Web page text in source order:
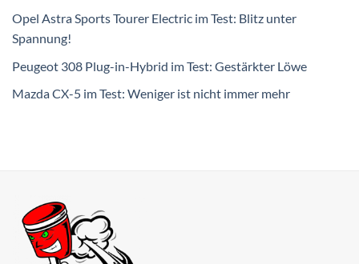
Opel Astra Sports Tourer Electric im Test: Blitz unter
Spannung!
Peugeot 308 Plug-in-Hybrid im Test: Gestärkter Löwe
Mazda CX-5 im Test: Weniger ist nicht immer mehr